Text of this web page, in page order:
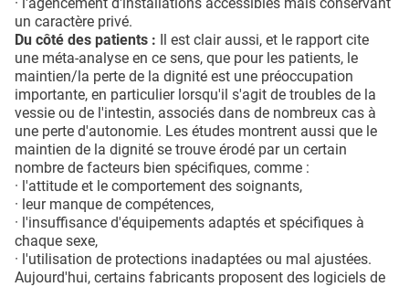
un caractère privé.
Du côté des patients : Il est clair aussi, et le rapport cite
une méta-analyse en ce sens, que pour les patients, le
maintien/la perte de la dignité est une préoccupation
importante, en particulier lorsqu'il s'agit de troubles de la
vessie ou de l'intestin, associés dans de nombreux cas à
une perte d'autonomie. Les études montrent aussi que le
maintien de la dignité se trouve érodé par un certain
nombre de facteurs bien spécifiques, comme :
· l'attitude et le comportement des soignants,
· leur manque de compétences,
· l'insuffisance d'équipements adaptés et spécifiques à
chaque sexe,
· l'utilisation de protections inadaptées ou mal ajustées.
Aujourd'hui, certains fabricants proposent des logiciels de